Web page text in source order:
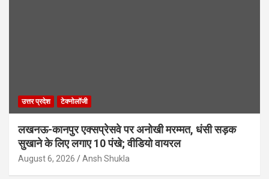
उत्तर प्रदेश टेक्नोलॉजी
लखनऊ-कानपुर एक्सप्रेसवे पर अनोखी मरम्मत, धंसी सड़क
सुखाने के लिए लगाए 10 पंखे; वीडियो वायरल
August 6, 2026 Ansh Shukla